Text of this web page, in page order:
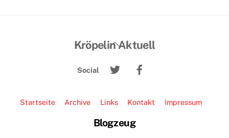
Back
Top
Kröpelin Aktuell
Social
Twitter
Startseite Archive Links Kontakt Impressum
Blogzeug